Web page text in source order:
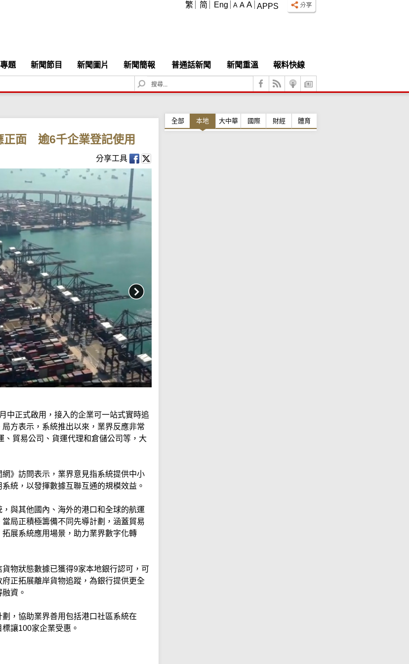
APPS
A A A
繁 简 Eng
題 新聞節目 新聞圖片 新聞簡報 普通話新聞 新聞重溫
報料快線
S
e
c
正面 逾6千企業登記使用
分享工具
中正式啟用，接入的企業可一站式實時追
方表示，系統推出以來，業界反應非常
貿易公司、貨運代理和倉儲公司等，大
》訪問表示，業界意見指系統提供中小
統，以發揮數據互聯互通的規模效益。
與其他國內、海外的港口和全球的航運
局正積極籌備不同先導計劃，涵蓋貿易
展系統應用場景，助力業界數字化轉
物狀態數據已獲得9家本地銀行認可，可
正拓展離岸貨物追蹤，為銀行提供更全
資。
，協助業界善用包括港口社區系統在
讓100家企業受惠。
全部 本地 大中華 國際 財經 體育